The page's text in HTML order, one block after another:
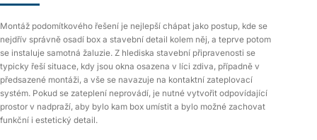
Montáž podomítkového řešení je nejlepší chápat jako postup, kde se
nejdřív správně osadí box a stavební detail kolem něj, a teprve potom
se instaluje samotná žaluzie. Z hlediska stavební připravenosti se
typicky řeší situace, kdy jsou okna osazena v líci zdiva, případně v
předsazené montáži, a vše se navazuje na kontaktní zateplovací
systém. Pokud se zateplení neprovádí, je nutné vytvořit odpovídající
prostor v nadpraží, aby bylo kam box umístit a bylo možné zachovat
funkční i estetický detail.